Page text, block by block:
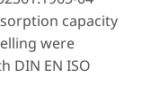
capacity
were
DIN EN ISO